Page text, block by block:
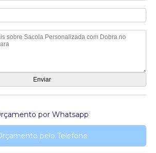
por Whatsapp
pelo Telefone